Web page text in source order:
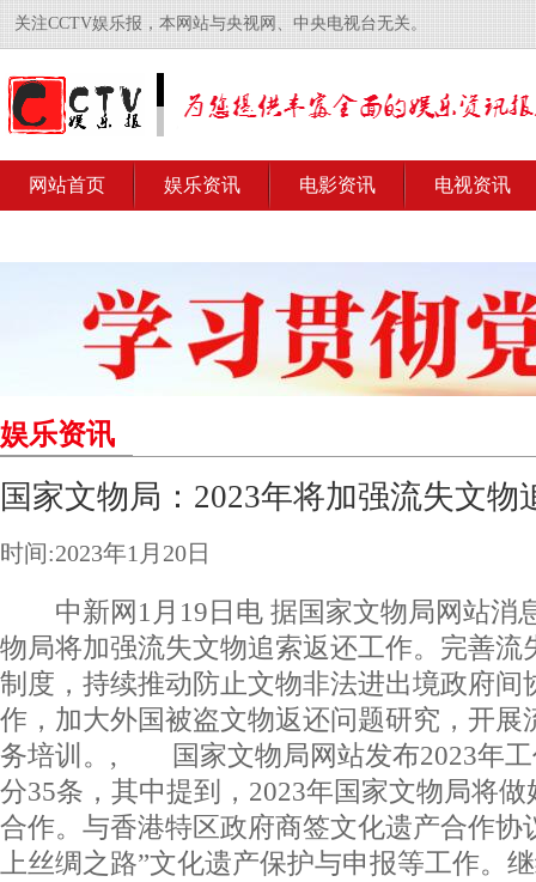
关注CCTV娱乐报，本网站与央视网、中央电视台无关。
网站首页 娱乐资讯 电影资讯 电视资讯
娱乐资讯
国家文物局：2023年将加强流失文物
时间:2023年1月20日
中新网1月19日电 据国家文物局网站消
物局将加强流失文物追索返还工作。完善流
制度，持续推动防止文物非法进出境政府间
作，加大外国被盗文物返还问题研究，开展
务培训。, 国家文物局网站发布2023年工
分35条，其中提到，2023年国家文物局将
合作。与香港特区政府商签文化遗产合作协
上丝绸之路”文化遗产保护与申报等工作。